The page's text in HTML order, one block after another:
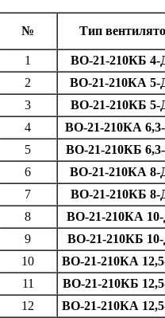
№ Тип
1
ВО-21-210КБ 4-
2
ВО-21-210КА 5-
3
ВО-21-210КБ 5-
4
ВО-21-210КА
5
ВО-21-210КБ
6
ВО-21-210КА 8-
7
ВО-21-210КБ 8-
8
ВО-21-210КА
9
ВО-21-210КБ
10
ВО-21-210КА
11
ВО-21-210КБ
12
ВО-21-210КА